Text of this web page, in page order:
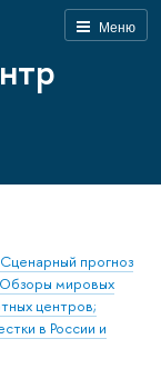
Меню
прогноз
Обзоры мировых
центров;
в России и